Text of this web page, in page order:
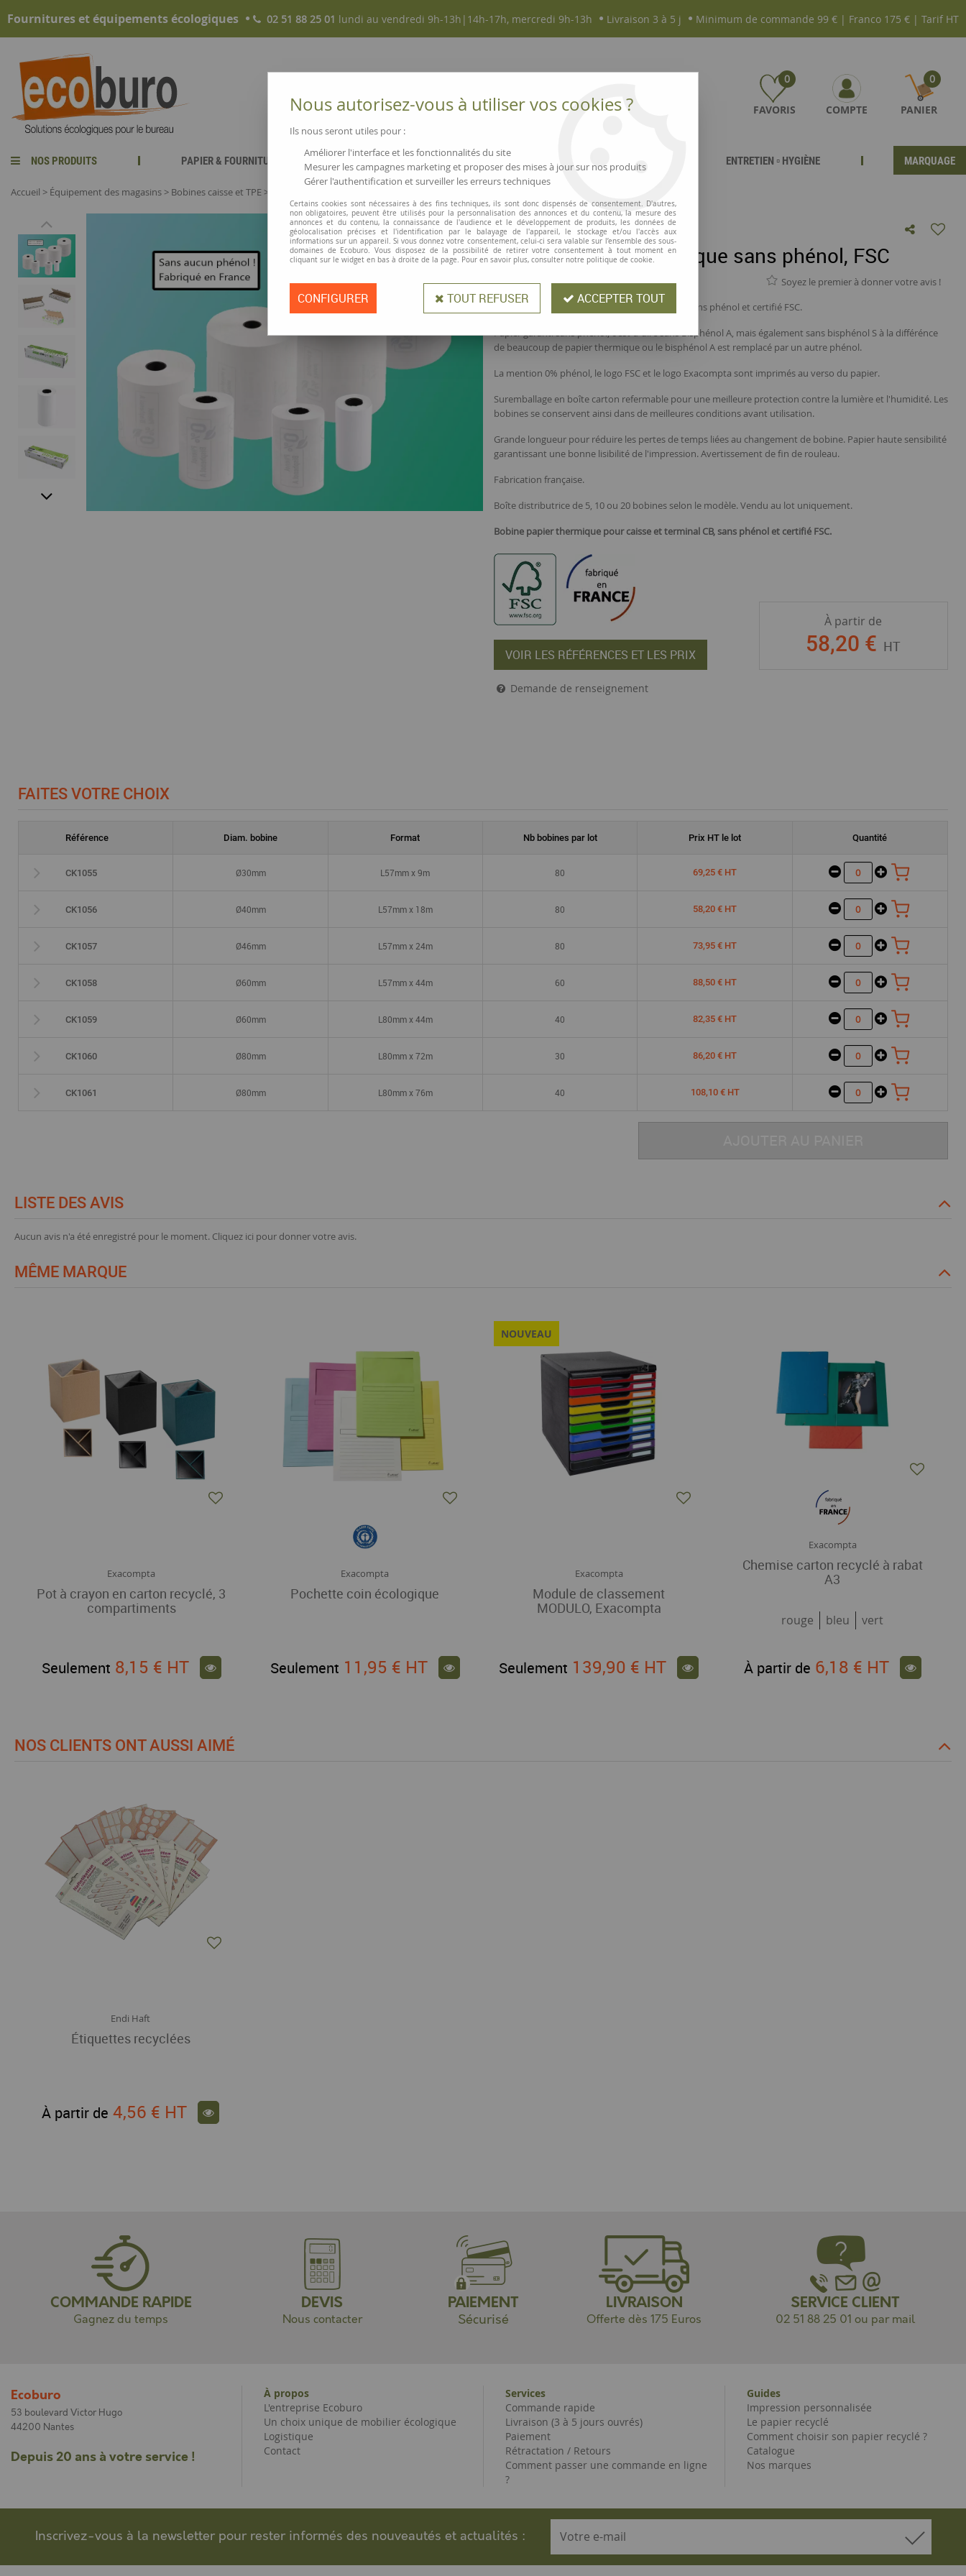
Fournitures et équipements écologiques 02 51 88 25 01 lundi au vendredi 9h-13h|14h-17h, mercredi 9h-13h Livraison 3 à 5 j Minimum de commande 99 € | Franco 175 € | Tarif HT
0
FAVORIS COMPTE
0
PANIER
NOS PRODUITS PAPIER & FOURNITURES NOUVEAUTÉS MAGASINS ▫ COMMERCES ENTRETIEN ▫ HYGIÈNE MARQUAGE
Accueil > Équipement des magasins > Bobines caisse et TPE >
Rouleau papier thermique sans phénol, FSC
Soyez le premier à donner votre avis !
Bobine thermique pour caisse et terminal CB, sans phénol et certifié FSC.
Papier garanti sans phénol, c'est-à-dire sans Bisphénol A, mais également sans bisphénol S à la différénce
de beaucoup de papier thermique ou le bisphénol A est remplacé par un autre phénol.
La mention 0% phénol, le logo FSC et le logo Exacompta sont imprimés au verso du papier.
Suremballage en boîte carton refermable pour une meilleure protection contre la lumière et l'humidité. Les
bobines se conservent ainsi dans de meilleures conditions avant utilisation.
Grande longueur pour réduire les pertes de temps liées au changement de bobine. Papier haute sensibilité
garantissant une bonne lisibilité de l'impression. Avertissement de fin de rouleau.
Fabrication française.
Boîte distributrice de 5, 10 ou 20 bobines selon le modèle. Vendu au lot uniquement.
Bobine papier thermique pour caisse et terminal CB, sans phénol et certifié FSC.
VOIR LES RÉFÉRENCES ET LES PRIX
À partir de
58,20 € HT
Demande de renseignement
FAITES VOTRE CHOIX
Référence Diam. bobine Format Nb bobines par lot Prix HT le lot Quantité
CK1055 Ø30mm L57mm x 9m 80 69,25 € HT
CK1056 Ø40mm L57mm x 18m 80 58,20 € HT
CK1057 Ø46mm L57mm x 24m 80 73,95 € HT
CK1058 Ø60mm L57mm x 44m 60 88,50 € HT
CK1059 Ø60mm L80mm x 44m 40 82,35 € HT
CK1060 Ø80mm L80mm x 72m 30 86,20 € HT
CK1061 Ø80mm L80mm x 76m 40 108,10 € HT
LISTE DES AVIS
Aucun avis n'a été enregistré pour le moment. Cliquez ici pour donner votre avis.
MÊME MARQUE
Exacompta
Pot à crayon en carton recyclé, 3
compartiments
Seulement 8,15 € HT
Exacompta
Pochette coin écologique
Seulement 11,95 € HT
NOUVEAU
Exacompta
Module de classement
MODULO, Exacompta
Seulement 139,90 € HT
Exacompta
Chemise carton recyclé à rabat
A3
rouge bleu vert
À partir de 6,18 € HT
NOS CLIENTS ONT AUSSI AIMÉ
Endi Haft
Étiquettes recyclées
À partir de 4,56 € HT
COMMANDE RAPIDE
Gagnez du temps
DEVIS
Nous contacter
PAIEMENT
Sécurisé
LIVRAISON
Offerte dès 175 Euros
SERVICE CLIENT
02 51 88 25 01 ou par mail
Ecoburo
53 boulevard Victor Hugo
44200 Nantes
Depuis 20 ans à votre service !
À propos
L'entreprise Ecoburo
Un choix unique de mobilier écologique
Logistique
Contact
Services
Commande rapide
Livraison (3 à 5 jours ouvrés)
Paiement
Rétractation / Retours
Comment passer une commande en ligne
?
Guides
Impression personnalisée
Le papier recyclé
Comment choisir son papier recyclé ?
Catalogue
Nos marques
Inscrivez-vous à la newsletter pour rester informés des nouveautés et actualités :
Nous autorisez-vous à utiliser vos cookies ?
Ils nous seront utiles pour :
Améliorer l'interface et les fonctionnalités du site
Mesurer les campagnes marketing et proposer des mises à jour sur nos produits
Gérer l'authentification et surveiller les erreurs techniques
Certains cookies sont nécessaires à des fins techniques, ils sont donc dispensés de consentement. D'autres,
non obligatoires, peuvent être utilisés pour la personnalisation des annonces et du contenu, la mesure des
annonces et du contenu, la connaissance de l'audience et le développement de produits, les données de
géolocalisation précises et l'identification par le balayage de l'appareil, le stockage et/ou l'accès aux
informations sur un appareil. Si vous donnez votre consentement, celui-ci sera valable sur l’ensemble des sous-
domaines de Ecoburo. Vous disposez de la possibilité de retirer votre consentement à tout moment en
cliquant sur le widget en bas à droite de la page. Pour en savoir plus, consulter notre politique de cookie.
CONFIGURER TOUT REFUSER ACCEPTER TOUT